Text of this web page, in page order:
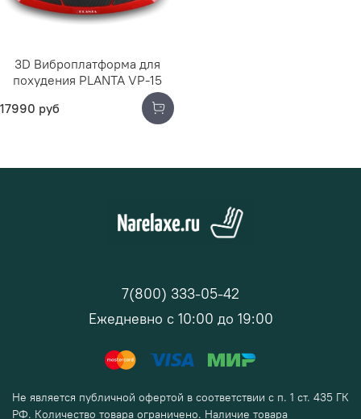
3D Виброплатформа для
похудения PLANTA VP-15
17990 руб
7(800) 333-05-42
Ежедневно с 10:00 до 19:00
Не является публичной офертой в соответствии с п. 1 ст. 435 ГК
РФ. Количество товара ограничено. Наличие товара